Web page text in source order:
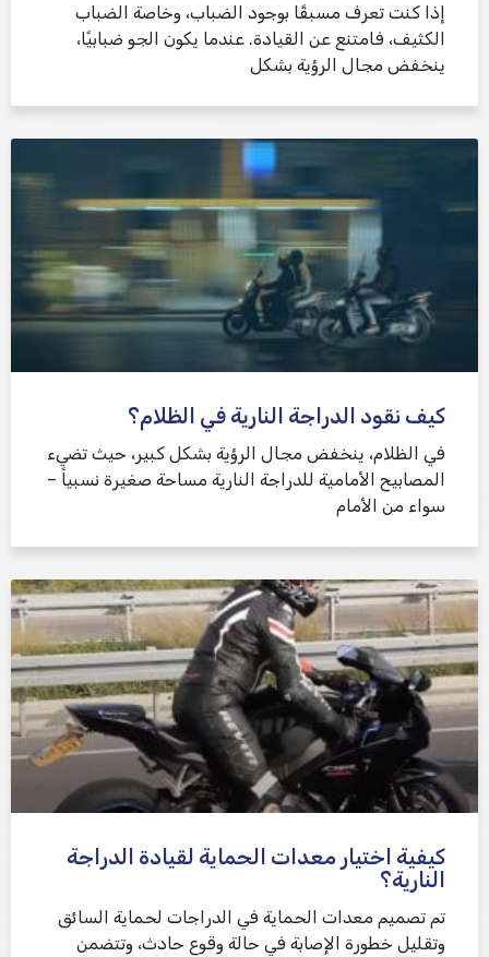
إذا كنت تعرف مسبقًا بوجود الضباب، وخاصة الضباب
الكثيف، فامتنع عن القيادة. عندما يكون الجو ضبابيًا،
ينخفض ​​مجال الرؤية بشكل
كيف نقود الدراجة النارية في الظلام؟
في الظلام، ينخفض ​​مجال الرؤية بشكل كبير، حيث تضيء
المصابيح الأمامية للدراجة النارية مساحة صغيرة نسبياً –
سواء من الأمام
كيفية اختيار معدات الحماية لقيادة الدراجة
النارية؟
تم تصميم معدات الحماية في الدراجات لحماية السائق
وتقليل خطورة الإصابة في حالة وقوع حادث، وتتضمن